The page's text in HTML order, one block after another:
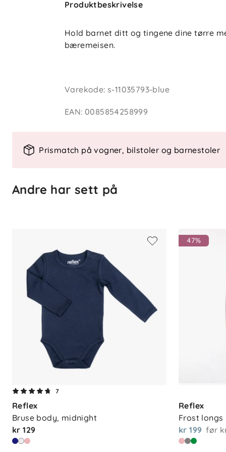
Produktbeskrivelse
Hold barnet ditt og tingene dine tørre
bæremeisen.
Varekode:s-11035793-blue
EAN:0085854258999
Prismatch på vogner, bilstoler og barnestoler
Andre har sett på
7
Reflex
Bruse body, midnight
kr 129
47%
Reflex
Frost
kr 199 før